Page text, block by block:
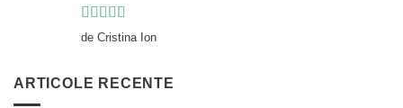
Evaluat la 5
de Cristina Ion
ARTICOLE RECENTE